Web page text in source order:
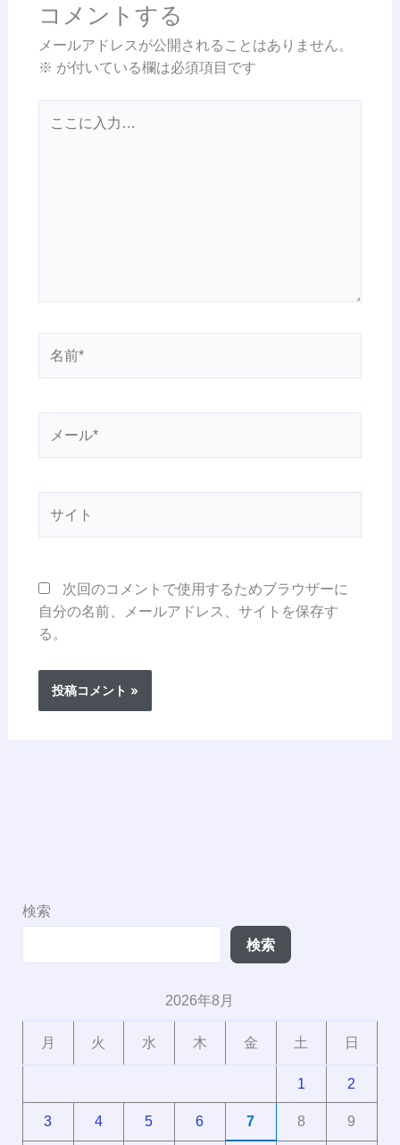
コメントする
メールアドレスが公開されることはありません。
※ が付いている欄は必須項目です
*
次回のコメントで使用するためブラウザーに
自分の名前、メールアドレス、サイトを保存す
る。
検索
検索
2026年8月
月 火 水 木 金 土 日
1 2
3 4 5 6 7 8 9